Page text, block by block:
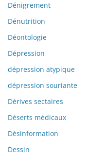
Dénigrement
Dénutrition
Déontologie
Dépression
dépression atypique
dépression souriante
Dérives sectaires
Déserts médicaux
Désinformation
Dessin